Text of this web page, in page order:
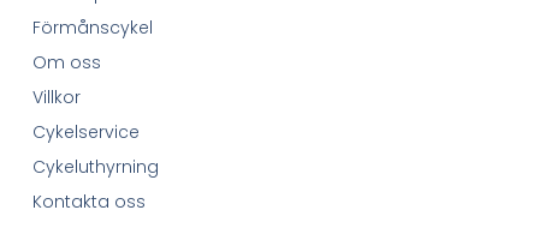
Förmånscykel
Om oss
Villkor
Cykelservice
Cykeluthyrning
Kontakta oss